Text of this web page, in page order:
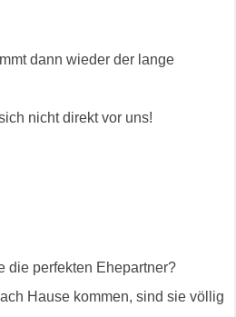
dann wieder der lange
nicht direkt vor uns!
die perfekten Ehepartner?
Hause kommen, sind sie völlig